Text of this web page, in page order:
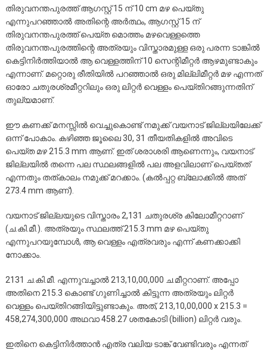
തിരുവനന്തപുരത്ത് ആഗസ്റ്റ് 15 ന് 10 cm മഴ പെയ്തു
എന്നുപറഞ്ഞാൽ അതിന്റെ അർത്ഥം, ആഗസ്റ്റ് 15 ന്
തിരുവനന്തപുരത്ത് പെയ്ത മൊത്തം മഴവെള്ളത്തെ
തിരുവനന്തപുരത്തിന്റെ അത്രയും വിസ്താരമുള്ള ഒരു പരന്ന ടാങ്കിൽ
കെട്ടിനിർത്തിയാൽ ആ വെള്ളത്തിന് 10 സെന്റിമീറ്റർ ആഴമുണ്ടാകും
എന്നാണ്. മറ്റൊരു രീതിയിൽ പറഞ്ഞാൽ ഒരു മില്ലിമീറ്റർ മഴ എന്നത്
ഓരോ ചതുരശ്രമീറ്ററിലും ഒരു ലിറ്റർ വെള്ളം പെയ്തിറങ്ങുന്നതിന്
തുല്യമാണ്.
ഈ കണക്ക് മനസ്സിൽ വെച്ചുകൊണ്ട് നമുക്ക് വയനാട് ജില്ലയിലേക്ക്
ഒന്ന് പോകാം. കഴിഞ്ഞ ജൂലൈ 30, 31 തീയതികളിൽ അവിടെ
പെയ്ത മഴ 215.3 mm ആണ്. ഇത് ശരാശരി ആണെന്നും, വയനാട്
ജില്ലയിൽ തന്നെ പല സ്ഥലങ്ങളിൽ പല അളവിലാണ് പെയ്തത്
എന്നതും തത്കാലം നമുക്ക് മറക്കാം. (കൽപ്പറ്റ ബ്ലോക്കിൽ അത്
273.4 mm ആണ്).
വയനാട് ജില്ലയുടെ വിസ്താരം 2,131 ചതുരശ്ര കിലോമീറ്ററാണ്
(ച.കി.മീ.). അത്രയും സ്ഥലത്ത് 215.3 mm മഴ പെയ്തു
എന്നുപറയുമ്പോൾ, ആ വെള്ളം എത്രവരും എന്ന് കണക്കാക്കി
നോക്കാം.
2131 ച.കി.മീ. എന്നുവച്ചാൽ 213,10,00,000 ച.മീറ്ററാണ്. അപ്പോ
അതിനെ 215.3 കൊണ്ട് ഗുണിച്ചാൽ കിട്ടുന്ന അത്രയും ലിറ്റർ
വെള്ളം പെയ്തിറങ്ങിയിട്ടുണ്ടാകും. അത്, 213,10,00,000 x 215.3 =
458,274,300,000 അഥവാ 458.27 ശതകോടി (billion) ലിറ്റർ വരും.
ഇതിനെ കെട്ടിനിർത്താൻ എത്ര വലിയ ടാങ്ക് വേണ്ടിവരും എന്നത്